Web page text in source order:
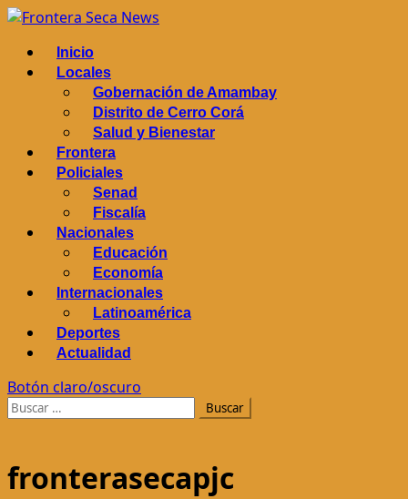
Saltar
contenido
Menú
principal
Inicio
Locales
Gobernación de Amambay
Distrito de Cerro Corá
Salud y Bienestar
Frontera
Policiales
Senad
Fiscalía
Nacionales
Educación
Economía
Internacionales
Latinoamérica
Deportes
Actualidad
Botón claro/oscuro
Buscar:
fronterasecapjc